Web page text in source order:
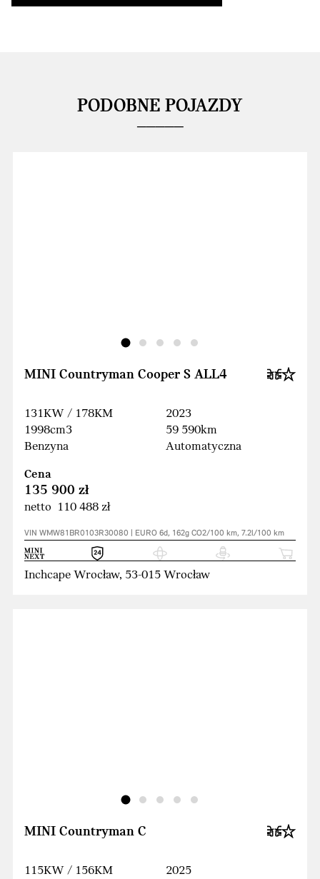
PODOBNE POJAZDY
MINI Countryman Cooper S ALL4
131KW / 178KM
1998cm3
Benzyna
2023
59 590km
Automatyczna
Cena
135 900 zł
netto 110 488 zł
VIN WMW81BR0103R30080 | EURO 6d, 162g CO2/100 km, 7.2l/100 km
Inchcape Wrocław, 53-015 Wrocław
MINI Countryman C
115KW / 156KM
2025